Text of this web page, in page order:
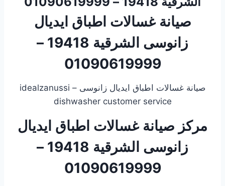
صيانة غسالات اطباق ايديال
زانوسى الشرقية 19418 –
01090619999
صيانة غسالات اطباق ايديال زانوسى – idealzanussi
dishwasher customer service
مركز صيانة غسالات اطباق ايديال
زانوسى الشرقية 19418 –
01090619999